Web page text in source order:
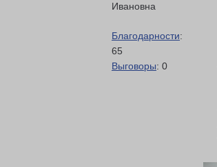
Ивановна
Благодарности:
65
Выговоры: 0